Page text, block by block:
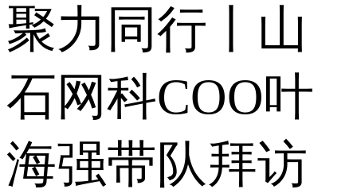
聚力同行丨山
石网科COO叶
海强带队拜访